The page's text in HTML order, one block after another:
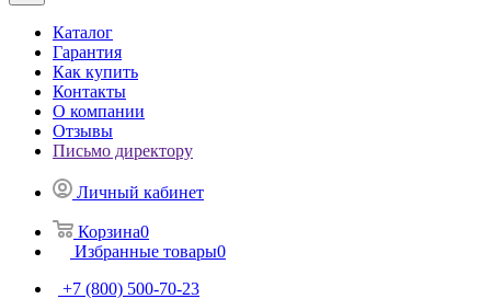
Каталог
Гарантия
Как купить
Контакты
О компании
Отзывы
Письмо директору
Личный кабинет
Корзина0
Избранные товары0
+7 (800) 500-70-23